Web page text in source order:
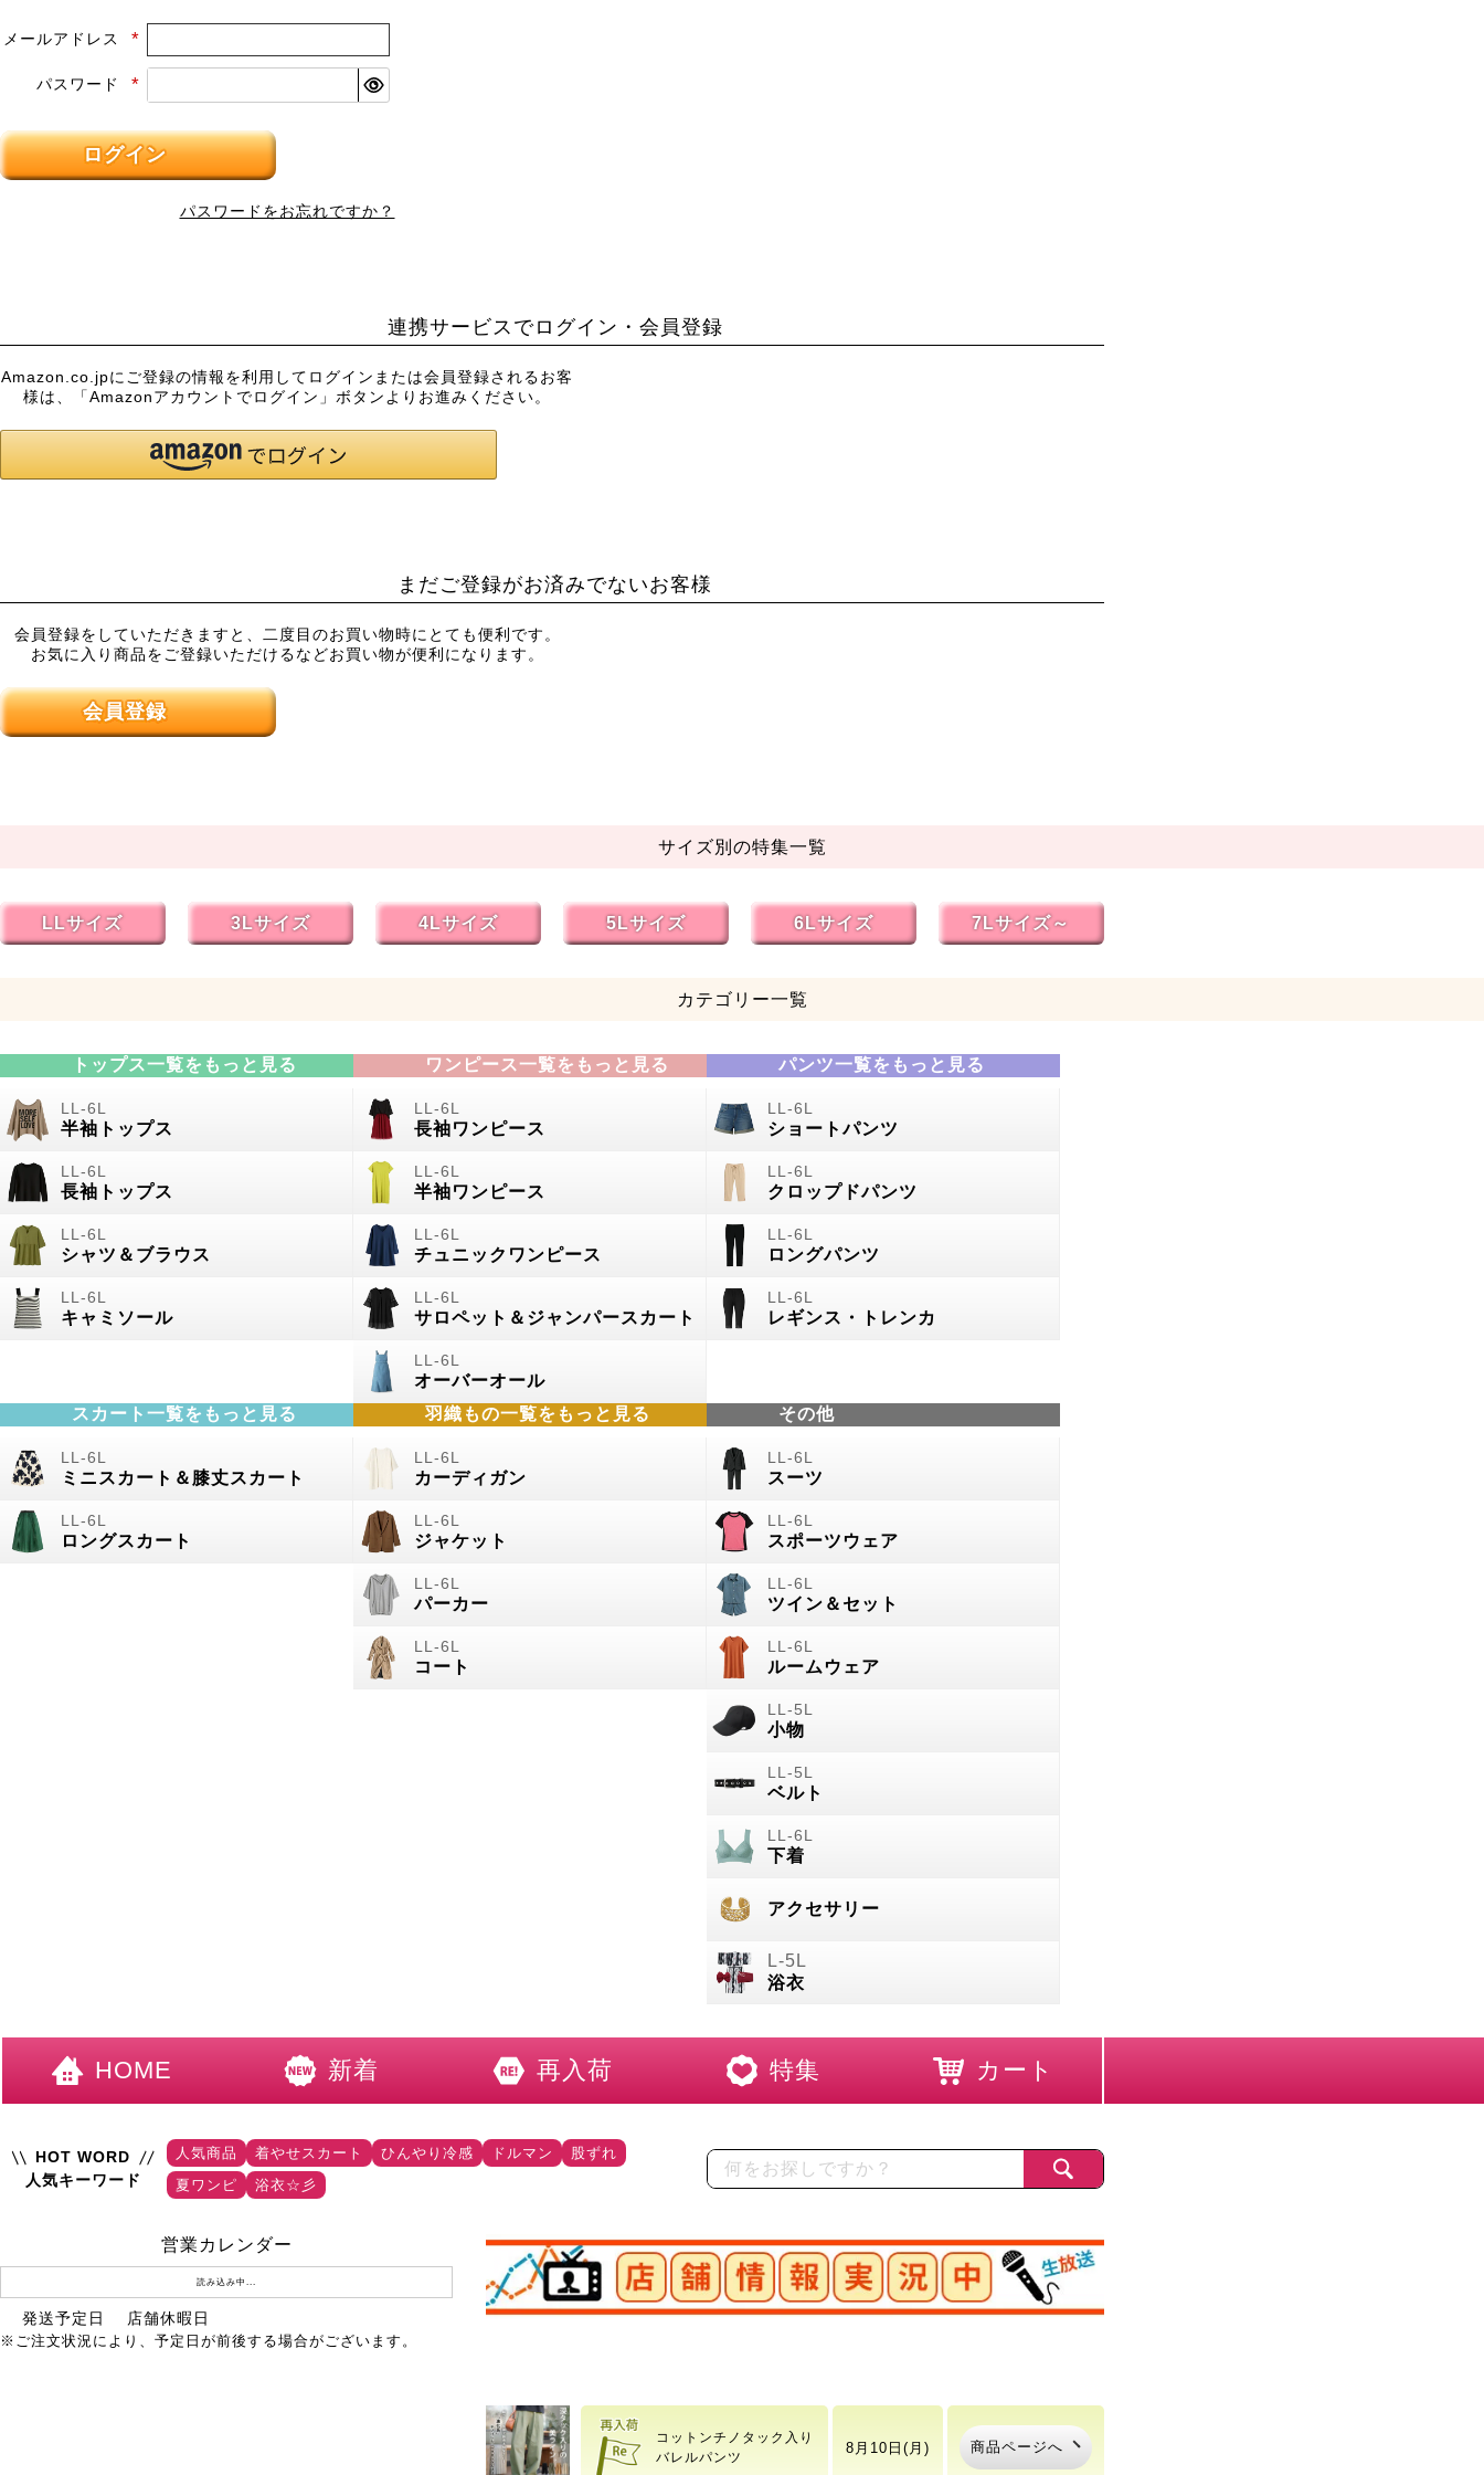
メールアドレス
(必
須)
パスワード
(必
ログイン
パスワードをお忘れですか？
連携サービスでログイン・会員登録
Amazon.co.jpにご登録の情報を利用してログインまたは会員登録されるお客
様は、「Amazonアカウントでログイン」ボタンよりお進みください。
まだご登録がお済みでないお客様
会員登録をしていただきますと、二度目のお買い物時にとても便利です。
お気に入り商品をご登録いただけるなどお買い物が便利になります。
会員登録
サイズ別の特集一覧
LLサイズ 3Lサイズ 4Lサイズ 5Lサイズ 6Lサイズ 7Lサイズ～
カテゴリー一覧
トップス一覧をもっと見る
半袖トップス
長袖トップス
シャツ＆ブラウス
キャミソール
ワンピース一覧をもっと見る
長袖ワンピース
半袖ワンピース
チュニックワンピース
サロペット＆ジャンパースカート
オーバーオール
パンツ一覧をもっと見る
ショートパンツ
クロップドパンツ
ロングパンツ
レギンス・トレンカ
スカート一覧をもっと見る
ミニスカート＆膝丈スカート
ロングスカート
羽織もの一覧をもっと見る
カーディガン
ジャケット
パーカー
コート
その他
スーツ
スポーツウェア
ツイン＆セット
ルームウェア
小物
ベルト
下着
アクセサリー
浴衣
HOME 新着 再入荷 特集 カート
HOT WORD
人気キーワード
人気商品 着やせスカート ひんやり冷感 ドルマン
股ずれ
夏ワンピ
浴衣☆彡
店舗情報実況中
コットンチノタック入り
8月10日(月)
営業カレンダー
読み込み中...
発送予定日 店舗休暇日
※ご注文状況により、予定日が前後する場合がございます。